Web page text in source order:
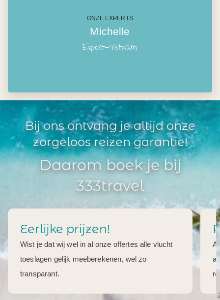
ONZE EXPERTS
Michelle
Expert-Vietnam
Bij ons ontvang je altijd onze
zorgeloos reizen garantie!
Daarom boek je bij
333travel
Eerlijke prijzen!
Wist je dat wij wel in al onze offertes alle vlucht
toeslagen gelijk meeberekenen, wel zo
transparant.